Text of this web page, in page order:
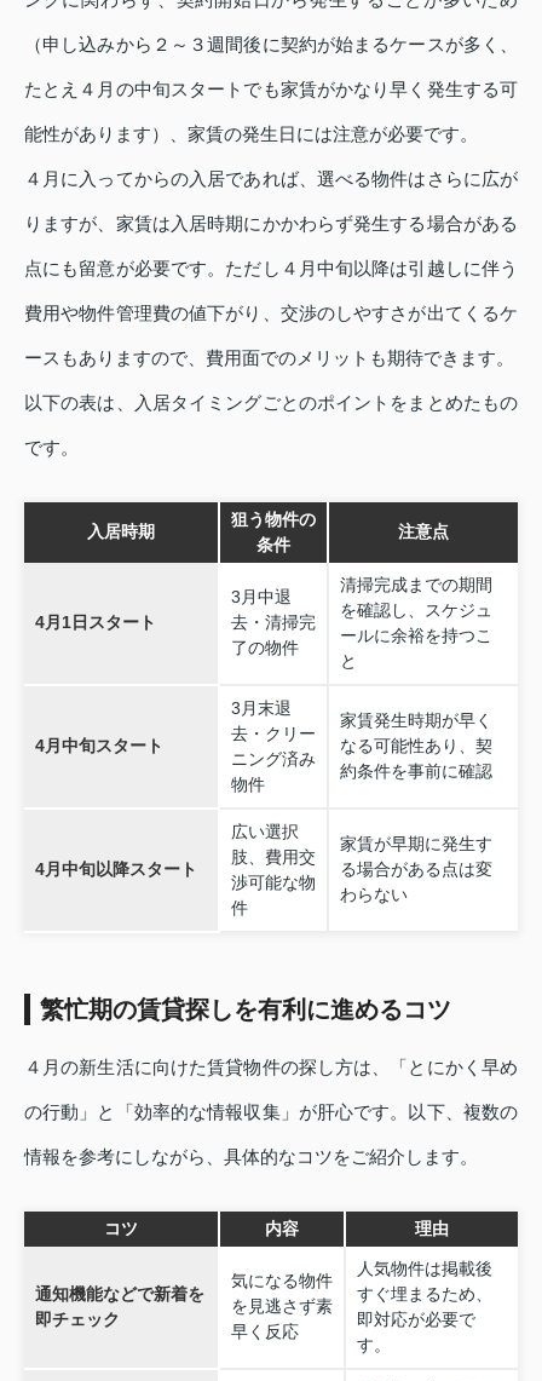
（申し込みから２～３週間後に契約が始まるケースが多く、
たとえ４月の中旬スタートでも家賃がかなり早く発生する可
能性があります）、家賃の発生日には注意が必要です。
４月に入ってからの入居であれば、選べる物件はさらに広が
りますが、家賃は入居時期にかかわらず発生する場合がある
点にも留意が必要です。ただし４月中旬以降は引越しに伴う
費用や物件管理費の値下がり、交渉のしやすさが出てくるケ
ースもありますので、費用面でのメリットも期待できます。
以下の表は、入居タイミングごとのポイントをまとめたもの
です。
入居時期
狙う物件の
条件
注意点
4月1日スタート
3月中退
去・清掃完
了の物件
清掃完成までの期間
を確認し、スケジュ
ールに余裕を持つこ
と
4月中旬スタート
3月末退
去・クリー
ニング済み
物件
家賃発生時期が早く
なる可能性あり、契
約条件を事前に確認
4月中旬以降スタート
広い選択
肢、費用交
渉可能な物
件
家賃が早期に発生す
る場合がある点は変
わらない
繁忙期の賃貸探しを有利に進めるコツ
４月の新生活に向けた賃貸物件の探し方は、「とにかく早め
の行動」と「効率的な情報収集」が肝心です。以下、複数の
情報を参考にしながら、具体的なコツをご紹介します。
コツ 内容 理由
通知機能などで新着を
即チェック
気になる物件
を見逃さず素
早く反応
人気物件は掲載後
すぐ埋まるため、
即対応が必要で
す。